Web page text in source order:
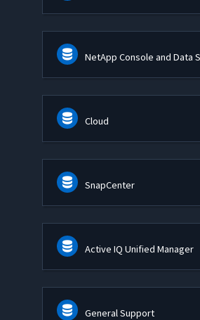
NetApp Console and Data
Cloud
SnapCenter
Active IQ Unified Manager
General Support